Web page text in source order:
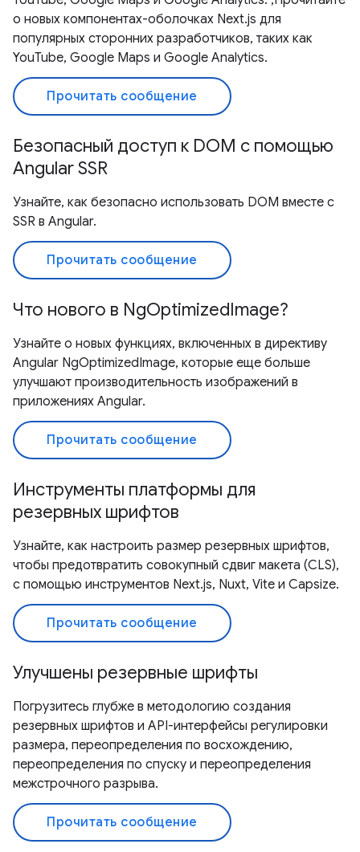
о новых компонентах-оболочках Next.js для
популярных сторонних разработчиков, таких как
YouTube, Google Maps и Google Analytics.
Прочитать сообщение
Безопасный доступ к DOM с помощью
Angular SSR
Узнайте, как безопасно использовать DOM вместе с
SSR в Angular.
Прочитать сообщение
Что нового в NgOptimizedImage?
Узнайте о новых функциях, включенных в директиву
Angular NgOptimizedImage, которые еще больше
улучшают производительность изображений в
приложениях Angular.
Прочитать сообщение
Инструменты платформы для
резервных шрифтов
Узнайте, как настроить размер резервных шрифтов,
чтобы предотвратить совокупный сдвиг макета (CLS),
с помощью инструментов Next.js, Nuxt, Vite и Capsize.
Прочитать сообщение
Улучшены резервные шрифты
Погрузитесь глубже в методологию создания
резервных шрифтов и API-интерфейсы регулировки
размера, переопределения по восхождению,
переопределения по спуску и переопределения
межстрочного разрыва.
Прочитать сообщение